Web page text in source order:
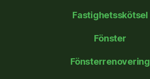
Fastighetsskötsel
Fönster
Fönsterrenovering